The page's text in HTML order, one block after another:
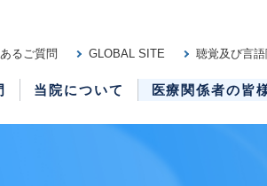
当院について 医療関係者の皆
るご質問 GLOBAL SITE 聴覚及び言